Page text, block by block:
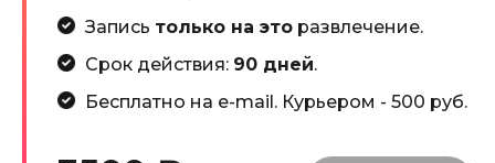
Запись только на эторазвлечение.
Срок действия: 90 дней.
Бесплатно на e-mail. Курьером - 500 руб.